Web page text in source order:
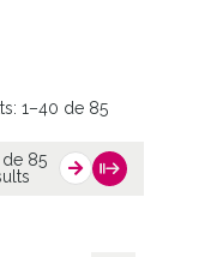
1–40 de 85
85